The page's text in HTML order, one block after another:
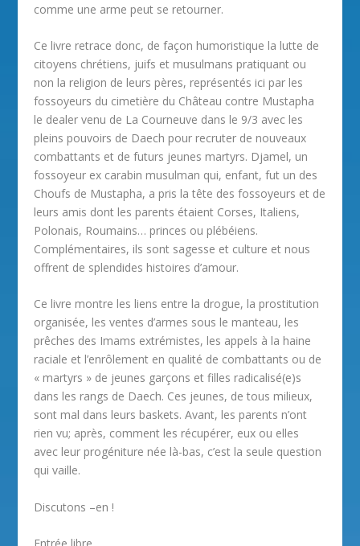
comme une arme peut se retourner.
Ce livre retrace donc, de façon humoristique la lutte de
citoyens chrétiens, juifs et musulmans pratiquant ou
non la religion de leurs pères, représentés ici par les
fossoyeurs du cimetière du Château contre Mustapha
le dealer venu de La Courneuve dans le 9/3 avec les
pleins pouvoirs de Daech pour recruter de nouveaux
combattants et de futurs jeunes martyrs. Djamel, un
fossoyeur ex carabin musulman qui, enfant, fut un des
Choufs de Mustapha, a pris la tête des fossoyeurs et de
leurs amis dont les parents étaient Corses, Italiens,
Polonais, Roumains… princes ou plébéiens.
Complémentaires, ils sont sagesse et culture et nous
offrent de splendides histoires d’amour.
Ce livre montre les liens entre la drogue, la prostitution
organisée, les ventes d’armes sous le manteau, les
prêches des Imams extrémistes, les appels à la haine
raciale et l’enrôlement en qualité de combattants ou de
« martyrs » de jeunes garçons et filles radicalisé(e)s
dans les rangs de Daech. Ces jeunes, de tous milieux,
sont mal dans leurs baskets. Avant, les parents n’ont
rien vu; après, comment les récupérer, eux ou elles
avec leur progéniture née là-bas, c’est la seule question
qui vaille.
Discutons –en !